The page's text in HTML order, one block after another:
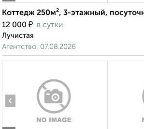
Коттедж 250м², 3-этажный,
12 000 ₽ в сутки
Лучистая
Агентство, 07.08.2026
‹